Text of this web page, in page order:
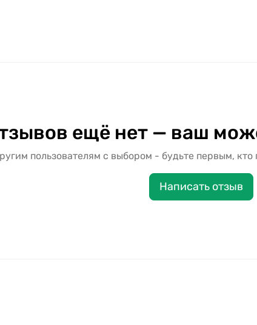
ещё нет — ваш
пользователям с выбором - будьте первым,
Написать отзыв